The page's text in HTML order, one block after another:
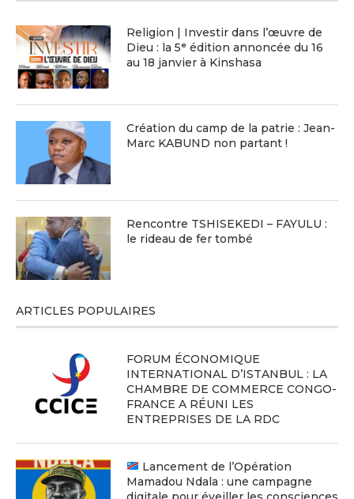
Religion | Investir dans l’œuvre de
Dieu : la 5ᵉ édition annoncée du 16
au 18 janvier à Kinshasa
Création du camp de la patrie : Jean-
Marc KABUND non partant !
Rencontre TSHISEKEDI – FAYULU :
le rideau de fer tombé
ARTICLES POPULAIRES
FORUM ÉCONOMIQUE
INTERNATIONAL D’ISTANBUL : LA
CHAMBRE DE COMMERCE CONGO-
FRANCE A RÉUNI LES
ENTREPRISES DE LA RDC
Lancement de l’Opération
Mamadou Ndala : une campagne